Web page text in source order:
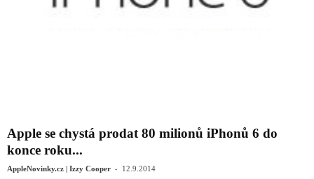
Apple se chystá prodat 80 milionů iPhonů 6 do
konce roku...
AppleNovinky.cz | Izzy Cooper - 12.9.2014